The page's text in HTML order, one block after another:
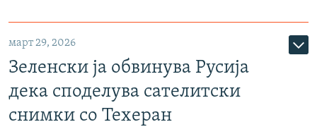
март 29, 2026
Зеленски ја обвинува Русија
дека споделува сателитски
снимки со Техеран